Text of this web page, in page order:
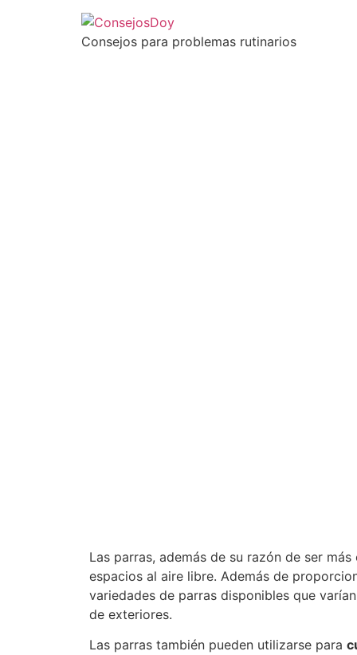
Consejos para problemas rutinarios
Las parras, además de su razón de ser más
espacios al aire libre. Además de
variedades de parras disponibles que
de exteriores.
Las parras también pueden utilizarse para